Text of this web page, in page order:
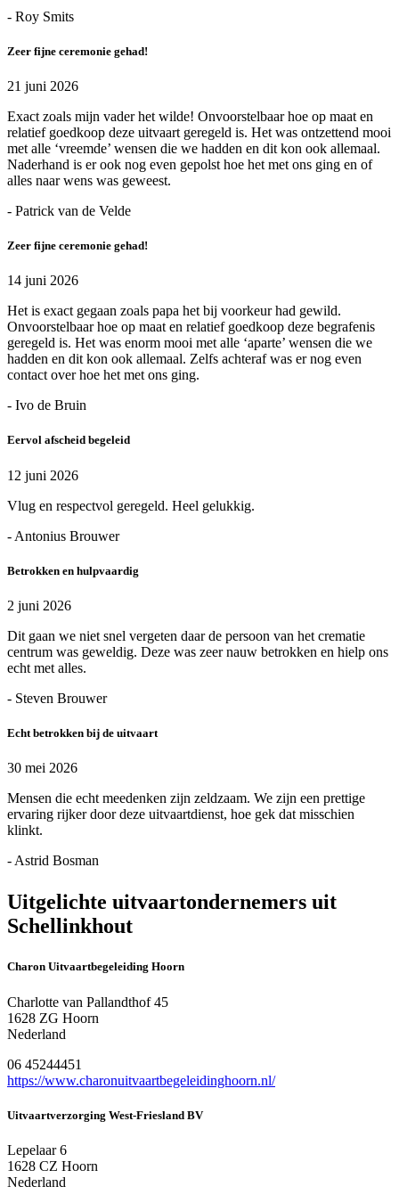
- Roy Smits
Zeer fijne ceremonie gehad!
21 juni 2026
Exact zoals mijn vader het wilde! Onvoorstelbaar hoe op maat en
relatief goedkoop deze uitvaart geregeld is. Het was ontzettend mooi
met alle ‘vreemde’ wensen die we hadden en dit kon ook allemaal.
Naderhand is er ook nog even gepolst hoe het met ons ging en of
alles naar wens was geweest.
- Patrick van de Velde
Zeer fijne ceremonie gehad!
14 juni 2026
Het is exact gegaan zoals papa het bij voorkeur had gewild.
Onvoorstelbaar hoe op maat en relatief goedkoop deze begrafenis
geregeld is. Het was enorm mooi met alle ‘aparte’ wensen die we
hadden en dit kon ook allemaal. Zelfs achteraf was er nog even
contact over hoe het met ons ging.
- Ivo de Bruin
Eervol afscheid begeleid
12 juni 2026
Vlug en respectvol geregeld. Heel gelukkig.
- Antonius Brouwer
Betrokken en hulpvaardig
2 juni 2026
Dit gaan we niet snel vergeten daar de persoon van het crematie
centrum was geweldig. Deze was zeer nauw betrokken en hielp ons
echt met alles.
- Steven Brouwer
Echt betrokken bij de uitvaart
30 mei 2026
Mensen die echt meedenken zijn zeldzaam. We zijn een prettige
ervaring rijker door deze uitvaartdienst, hoe gek dat misschien
klinkt.
- Astrid Bosman
Uitgelichte uitvaartondernemers uit
Schellinkhout
Charon Uitvaartbegeleiding Hoorn
Charlotte van Pallandthof 45
1628 ZG Hoorn
Nederland
06 45244451
https://www.charonuitvaartbegeleidinghoorn.nl/
Uitvaartverzorging West-Friesland BV
Lepelaar 6
1628 CZ Hoorn
Nederland